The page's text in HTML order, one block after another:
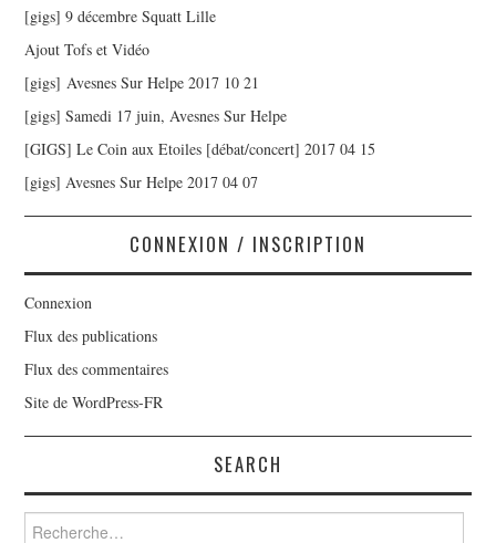
[gigs] 9 décembre Squatt Lille
Ajout Tofs et Vidéo
[gigs] Avesnes Sur Helpe 2017 10 21
[gigs] Samedi 17 juin, Avesnes Sur Helpe
[GIGS] Le Coin aux Etoiles [débat/concert] 2017 04 15
[gigs] Avesnes Sur Helpe 2017 04 07
CONNEXION / INSCRIPTION
Connexion
Flux des publications
Flux des commentaires
Site de WordPress-FR
SEARCH
Rechercher :